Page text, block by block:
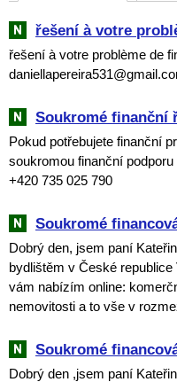
řešení à votre
řešení à votre problème de
Soukromé finanční
Pokud potřebujete finanční
soukromou finanční
+420 735 025 790
Soukromé
Dobrý den, jsem paní
bydlištěm v České
vám nabízím online:
nemovitosti a to vše v
Soukromé
Dobrý den ,jsem paní